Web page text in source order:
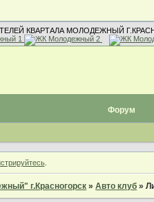
КВАРТАЛА МОЛОДЕЖНЫЙ
Форум
.
г.Красногорск »Авто клуб »